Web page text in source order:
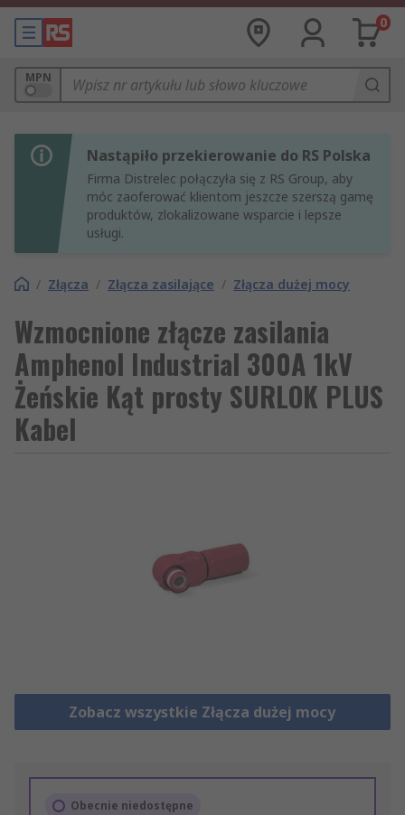
0
MPN
Nastąpiło przekierowanie do RS Polska
Firma Distrelec połączyła się z RS Group, aby
móc zaoferować klientom jeszcze szerszą gamę
produktów, zlokalizowane wsparcie i lepsze
usługi.
/ Złącza / Złącza zasilające / Złącza dużej mocy
Wzmocnione złącze zasilania
Amphenol Industrial 300A 1kV
Żeńskie Kąt prosty SURLOK PLUS
Kabel
Zobacz wszystkie Złącza dużej mocy
Obecnie niedostępne